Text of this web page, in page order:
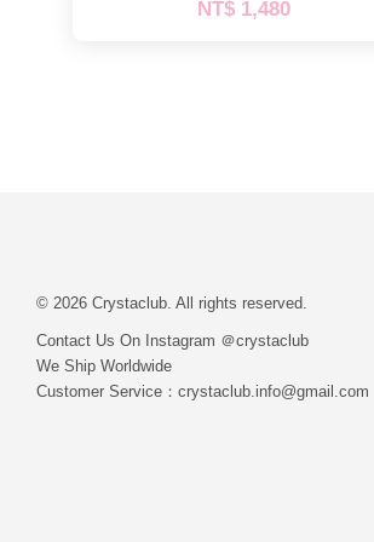
NT$ 1,480
© 2026 Crystaclub. All rights reserved.
Contact Us On Instagram ＠crystaclub
We Ship Worldwide
Customer Service：crystaclub.info@gmail.com